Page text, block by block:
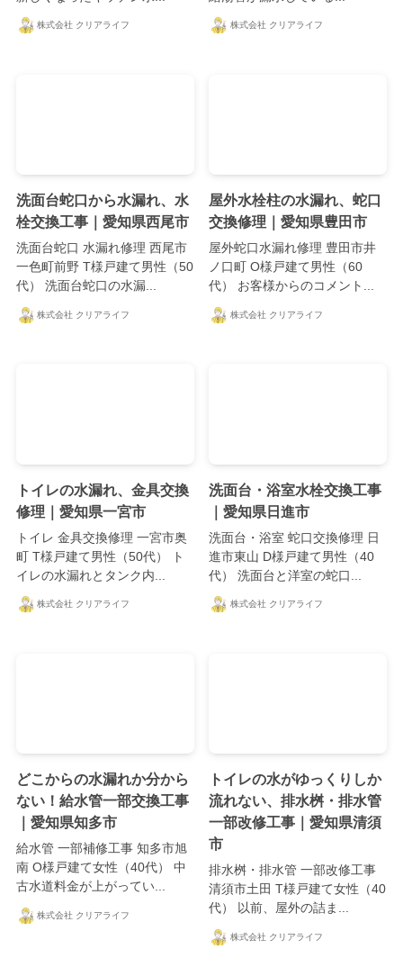
株式会社 クリアライフ 株式会社 クリアライフ
洗面台蛇口から水漏れ、水
栓交換工事｜愛知県西尾市
洗面台蛇口 水漏れ修理 西尾市
一色町前野 T様戸建て男性（50
代） 洗面台蛇口の水漏...
株式会社 クリアライフ
屋外水栓柱の水漏れ、蛇口
交換修理｜愛知県豊田市
屋外蛇口水漏れ修理 豊田市井
ノ口町 O様戸建て男性（60
代） お客様からのコメント...
株式会社 クリアライフ
トイレの水漏れ、金具交換
修理｜愛知県一宮市
トイレ 金具交換修理 一宮市奥
町 T様戸建て男性（50代） ト
イレの水漏れとタンク内...
株式会社 クリアライフ
洗面台・浴室水栓交換工事
｜愛知県日進市
洗面台・浴室 蛇口交換修理 日
進市東山 D様戸建て男性（40
代） 洗面台と洋室の蛇口...
株式会社 クリアライフ
どこからの水漏れか分から
ない！給水管一部交換工事
｜愛知県知多市
給水管 一部補修工事 知多市旭
南 O様戸建て女性（40代） 中
古水道料金が上がってい...
株式会社 クリアライフ
トイレの水がゆっくりしか
流れない、排水桝・排水管
一部改修工事｜愛知県清須
市
排水桝・排水管 一部改修工事
清須市土田 T様戸建て女性（40
代） 以前、屋外の詰ま...
株式会社 クリアライフ